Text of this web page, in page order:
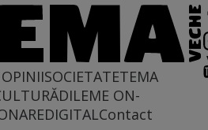
SOCIETATETEMA
DILEME ON-
DIGITALContact